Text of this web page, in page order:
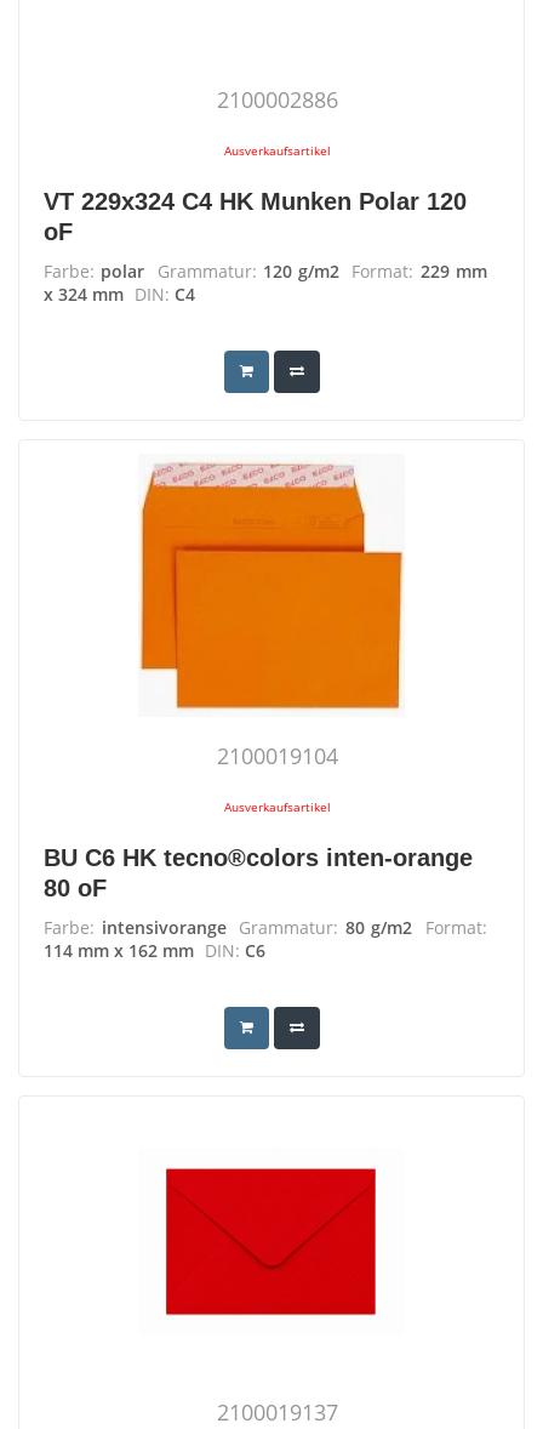
2100002886
Ausverkaufsartikel
VT 229x324 C4 HK Munken Polar 120
oF
Farbe: polar Grammatur: 120 g/m2 Format: 229 mm
x 324 mm DIN: C4
2100019104
Ausverkaufsartikel
BU C6 HK tecno®colors inten-orange
80 oF
Farbe: intensivorange Grammatur: 80 g/m2
Format:
114 mm x 162 mm DIN: C6
2100019137